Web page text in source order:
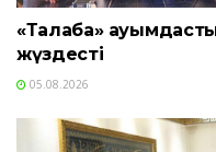
«Талаба»
жүздесті
05.08.2026